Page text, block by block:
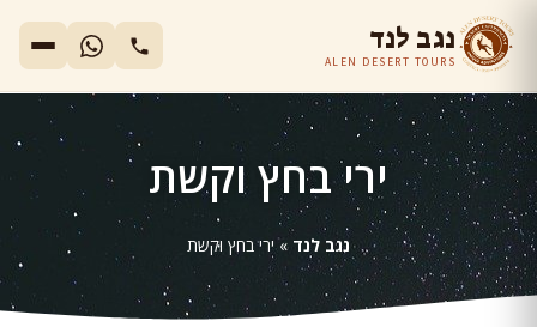
נגב לנד
ALEN DESERT TOURS
ירי בחץ וקשת
נגב לנד » ירי בחץ וקשת